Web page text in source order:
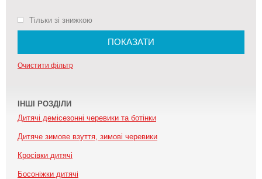
Тільки зі знижкою
ПОКАЗАТИ
Очистити фільтр
ІНШІ РОЗДІЛИ
Дитячі демісезонні черевики та ботінки
Дитяче зимове взуття, зимові черевики
Кросівки дитячі
Босоніжки дитячі